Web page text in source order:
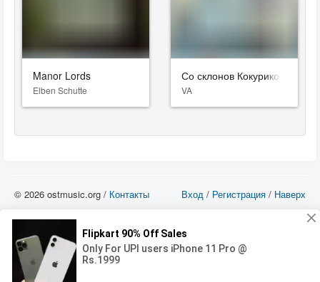
Manor Lords
Elben Schutte
Со склонов Кокурико
VA
Вход / Регистрация / Наверх
© 2026 ostmusic.org / Контакты
можете использовать такие материалы только в том в случае, если
использование производится с ознакомительными целями - для прочих целей
вы должны приобрести лицензионную запись.